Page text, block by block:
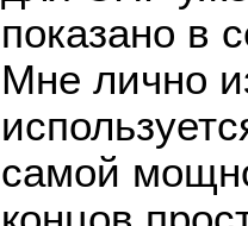
показано в
Мне лично
самой